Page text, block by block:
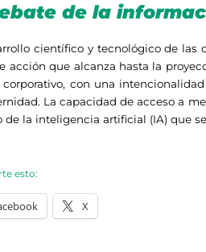
de la
científico y tecnológico de las
acción que alcanza hasta la
corporativo, con una
La capacidad de acceso a
de la inteligencia artificial (IA) que
esto:
X